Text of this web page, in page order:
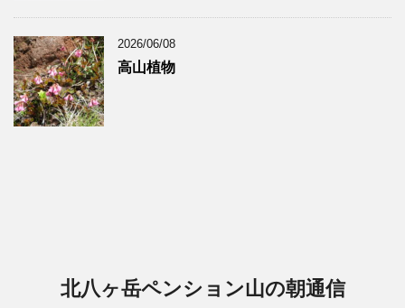
2026/06/08
高山植物
北八ヶ岳ペンション山の朝通信